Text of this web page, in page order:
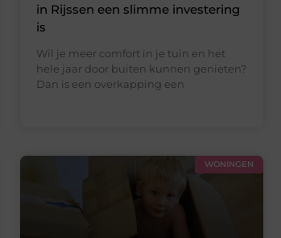
in Rijssen een slimme investering
is
Wil je meer comfort in je tuin en het
hele jaar door buiten kunnen genieten?
Dan is een overkapping een
WONINGEN